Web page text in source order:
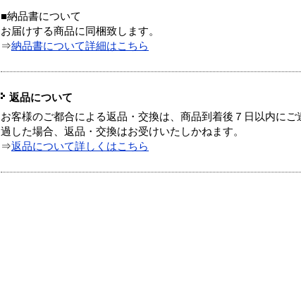
■納品書について
お届けする商品に同梱致します。
⇒納品書について詳細はこちら
返品について
お客様のご都合による返品・交換は、商品到着後７日以内に
過した場合、返品・交換はお受けいたしかねます。
⇒返品について詳しくはこちら